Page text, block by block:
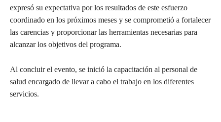
expresó su expectativa por los resultados de este esfuerzo
coordinado en los próximos meses y se comprometió a fortalecer
las carencias y proporcionar las herramientas necesarias para
alcanzar los objetivos del programa.
Al concluir el evento, se inició la capacitación al personal de
salud encargado de llevar a cabo el trabajo en los diferentes
servicios.